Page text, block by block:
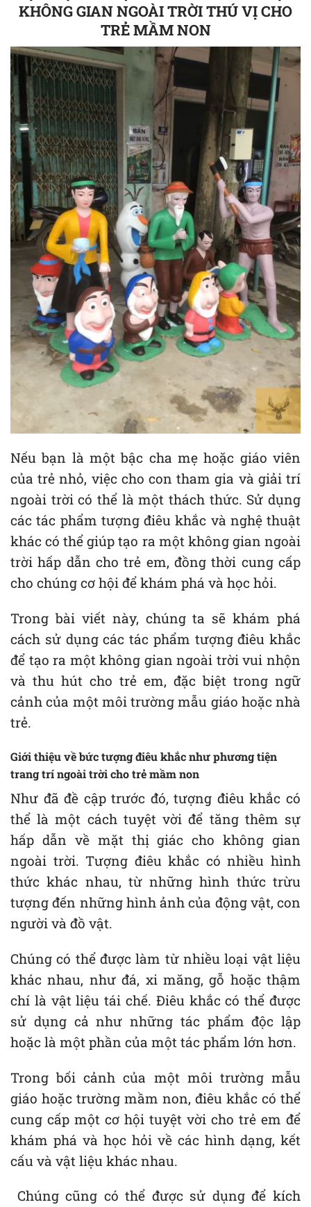
KHÔNG GIAN NGOÀI TRỜI THÚ VỊ CHO
TRẺ MẦM NON
Nếu bạn là một bậc cha mẹ hoặc giáo viên
của trẻ nhỏ, việc cho con tham gia và giải trí
ngoài trời có thể là một thách thức. Sử dụng
các tác phẩm tượng điêu khắc và nghệ thuật
khác có thể giúp tạo ra một không gian ngoài
trời hấp dẫn cho trẻ em, đồng thời cung cấp
cho chúng cơ hội để khám phá và học hỏi.
Trong bài viết này, chúng ta sẽ khám phá
cách sử dụng các tác phẩm tượng điêu khắc
để tạo ra một không gian ngoài trời vui nhộn
và thu hút cho trẻ em, đặc biệt trong ngữ
cảnh của một môi trường mẫu giáo hoặc nhà
trẻ.
Giới thiệu về bức tượng điêu khắc như phương tiện
trang trí ngoài trời cho trẻ mầm non
Như đã đề cập trước đó, tượng điêu khắc có
thể là một cách tuyệt vời để tăng thêm sự
hấp dẫn về mặt thị giác cho không gian
ngoài trời. Tượng điêu khắc có nhiều hình
thức khác nhau, từ những hình thức trừu
tượng đến những hình ảnh của động vật, con
người và đồ vật.
Chúng có thể được làm từ nhiều loại vật liệu
khác nhau, như đá, xi măng, gỗ hoặc thậm
chí là vật liệu tái chế. Điêu khắc có thể được
sử dụng cả như những tác phẩm độc lập
hoặc là một phần của một tác phẩm lớn hơn.
Trong bối cảnh của một môi trường mẫu
giáo hoặc trường mầm non, điêu khắc có thể
cung cấp một cơ hội tuyệt vời cho trẻ em để
khám phá và học hỏi về các hình dạng, kết
cấu và vật liệu khác nhau.
Chúng cũng có thể được sử dụng để kích